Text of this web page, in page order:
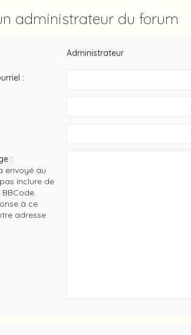
administrateur du forum
Administrateur
:
:
envoyé au
inclure de
à ce
adresse